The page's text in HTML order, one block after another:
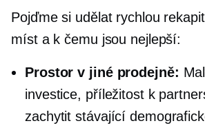
Pojďme si udělat rychlou
míst a k čemu jsou nejlepší:
Prostor v jiné prodejně:
investice, příležitost k
zachytit stávající